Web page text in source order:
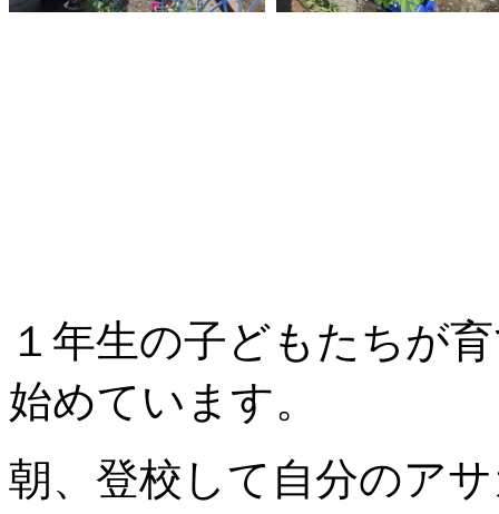
１年生の子どもたちが
始めています。
朝、登校して自分のア